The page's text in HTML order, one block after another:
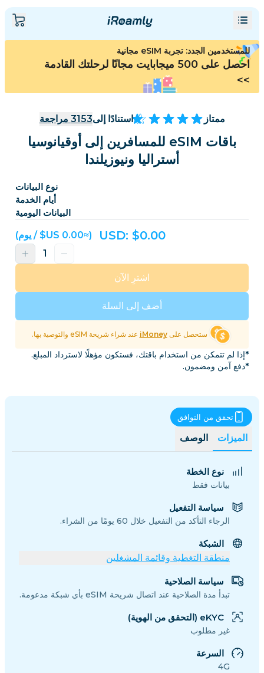
للمستخدمين الجدد: تجربة eSIM مجانية
احصل على 500 ميجابايت مجانًا لرحلتك القادمة
>>
ممتاز استنادًا إلى3153 مراجعة
باقات eSIM للمسافرين إلى أوقيانوسيا
أستراليا ونيوزيلندا
نوع البيانات
أيام الخدمة
البيانات اليومية
USD: $0.00 (≈‏0.00 US$ / يوم)
أضف إلى السلة
اشترِ الآن
ستحصل علىiMoney عند شراء شريحة eSIM والتوصية بها.
*إذا لم تتمكن من استخدام باقتك، فستكون مؤهلًا لاسترداد المبلغ.
*دفع آمن ومضمون.
الميزات الوصف
تحقق من التوافق
نوع الخطة
بيانات فقط
سياسة التفعيل
الرجاء التأكد من التفعيل خلال 60 يومًا من الشراء.
الشبكة
منطقة التغطية وقائمة المشغلين
سياسة الصلاحية
تبدأ مدة الصلاحية عند اتصال شريحة eSIM بأي شبكة مدعومة.
eKYC (التحقق من الهوية)
غير مطلوب
السرعة
4G